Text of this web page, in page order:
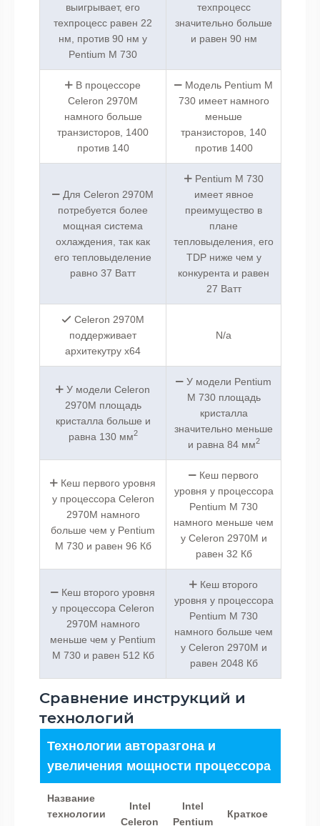
выигрывает, его
техпроцесс равен 22
нм, против 90 нм у
Pentium M 730
техпроцесс
значительно больше
и равен 90 нм
В процессоре
Celeron 2970M
намного больше
транзисторов, 1400
против 140
Модель Pentium M
730 имеет намного
меньше
транзисторов, 140
против 1400
Для Celeron 2970M
потребуется более
мощная система
охлаждения, так как
его тепловыделение
равно 37 Ватт
Pentium M 730
имеет явное
преимущество в
плане
тепловыделения, его
TDP ниже чем у
конкурента и равен
27 Ватт
Celeron 2970M
поддерживает
архитекутру x64
N/a
У модели Celeron
2970M площадь
кристалла больше и
равна 130 мм2
У модели Pentium
M 730 площадь
кристалла
значительно меньше
и равна 84 мм2
Кеш первого уровня
у процессора Celeron
2970M намного
больше чем у Pentium
M 730 и равен 96 Кб
Кеш первого
уровня у процессора
Pentium M 730
намного меньше чем
у Celeron 2970M и
равен 32 Кб
Кеш второго уровня
у процессора Celeron
2970M намного
меньше чем у Pentium
M 730 и равен 512 Кб
Кеш второго
уровня у процессора
Pentium M 730
намного больше чем
у Celeron 2970M и
равен 2048 Кб
Сравнение инструкций и
технологий
Технологии авторазгона и
увеличения мощности процессора
Название
технологии
Intel
Celeron
Intel
Pentium
Краткое